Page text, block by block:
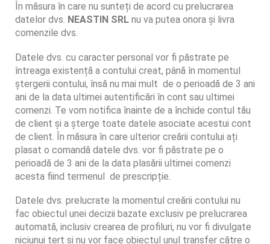
În măsura în care nu sunteți de acord cu prelucrarea
datelor dvs. NEASTIN SRL nu va putea onora și livra
comenzile dvs.
Datele dvs. cu caracter personal vor fi păstrate pe
întreaga existență a contului creat, până în momentul
ștergerii contului, însă nu mai mult de o perioadă de 3 ani
ani de la data ultimei autentificări în cont sau ultimei
comenzi. Te vom notifica înainte de a închide contul tău
de client și a șterge toate datele asociate acestui cont
de client. În măsura în care ulterior creării contului ați
plasat o comandă datele dvs. vor fi păstrate pe o
perioadă de 3 ani de la data plasării ultimei comenzi
acesta fiind termenul de prescripție.
Datele dvs. prelucrate la momentul creării contului nu
fac obiectul unei decizii bazate exclusiv pe prelucrarea
automată, inclusiv crearea de profiluri, nu vor fi divulgate
niciunui terț și nu vor face obiectul unul transfer către o